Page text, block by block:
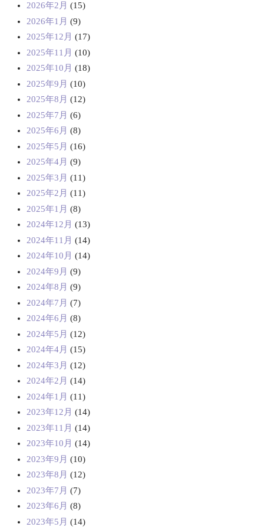
2026年2月 (15)
2026年1月 (9)
2025年12月 (17)
2025年11月 (10)
2025年10月 (18)
2025年9月 (10)
2025年8月 (12)
2025年7月 (6)
2025年6月 (8)
2025年5月 (16)
2025年4月 (9)
2025年3月 (11)
2025年2月 (11)
2025年1月 (8)
2024年12月 (13)
2024年11月 (14)
2024年10月 (14)
2024年9月 (9)
2024年8月 (9)
2024年7月 (7)
2024年6月 (8)
2024年5月 (12)
2024年4月 (15)
2024年3月 (12)
2024年2月 (14)
2024年1月 (11)
2023年12月 (14)
2023年11月 (14)
2023年10月 (14)
2023年9月 (10)
2023年8月 (12)
2023年7月 (7)
2023年6月 (8)
2023年5月 (14)